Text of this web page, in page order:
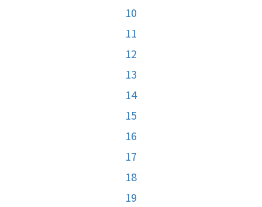
10
11
12
13
14
15
16
17
18
19